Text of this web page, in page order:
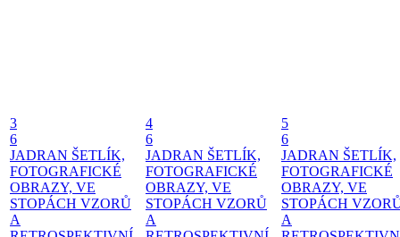
3
6
JADRAN ŠETLÍK,
FOTOGRAFICKÉ
OBRAZY, VE
STOPÁCH VZORŮ
A
4
6
JADRAN ŠETLÍK,
FOTOGRAFICKÉ
OBRAZY, VE
STOPÁCH VZORŮ
A
5
6
JADRAN ŠETLÍK,
FOTOGRAFICKÉ
OBRAZY, VE
STOPÁCH
A